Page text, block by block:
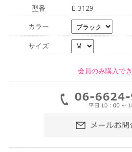
型番
E-3129
カラー
サイズ
会員のみ購入で